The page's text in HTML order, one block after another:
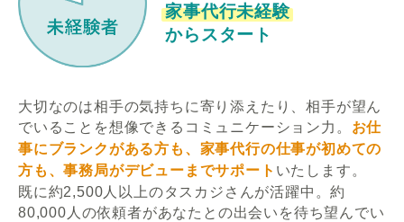
家事代行未経験
からスタート
大切なのは相手の気持ちに寄り添えたり、相手が望ん
でいることを想像できるコミュニケーション力。 お仕
事にブランクがある方も、家事代行の仕事が初めての
方も、事務局がデビューまでサポート いたします。
既に約2,500人以上のタスカジさんが活躍中。約
80,000人の依頼者があなたとの出会いを待ち望んでい